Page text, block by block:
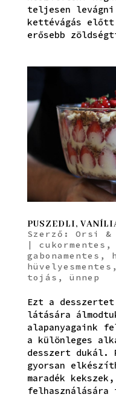
teljesen
kettévágás
erősebb
PUSZEDLI,
Szerző: Orsi &
| cukormentes ,
gabonamentes ,
hüvelyesmentes
tojás , ünnep
Ezt a
látására
alapanyagaink
a különleges
desszert dukál.
gyorsan
maradék